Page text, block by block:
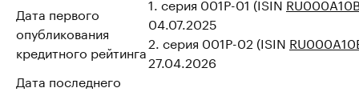
Дата первого
опубликования
кредитного рейтинга
04.07.2025
2. серия 001P-02 (ISIN
27.04.2026
Дата последнего